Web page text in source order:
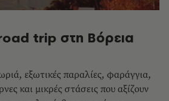
trip στη Βόρεια
εξωτικές παραλίες, φαράγγια,
και μικρές στάσεις που αξίζουν